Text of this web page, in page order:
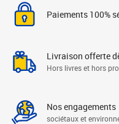
Paiements 100%
Livraison offerte
Hors livres et hors
Nos engagements
sociétaux et